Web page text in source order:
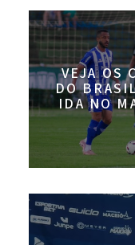
VEJA OS
DO
IDA NO